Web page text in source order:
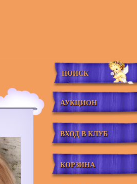
ПОИСК
АУКЦИОН
ВХОД В КЛУБ
КОРЗИНА